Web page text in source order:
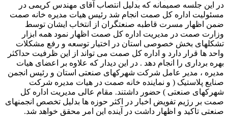
در این جلسه صمیمانه که بدلیل انتصاب آقای مهندس کریمی در
مسئولیت اداره کل صمت انجام شد رئیس هیات مدیره خانه صمت
ضمن اظهار مسرت قاطبه صنعتگران از انتخاب ایشان توسط
وزارت صمت در مدیریت اداره کل صمت اظهار نمود همه ابزار
تشکلهای بخش خصوصی استان در اختیار توسعه و رفع مشکلات
واحد ها قرار دارد و اداره کل صمت می تواند از این ظرفیت حداکثر
بهره برداری را انجام دهد . در این دیدار که علاوه بر اعضای هیات
مدیره ، مدیر عامل شرکت شهرکهای صنعتی استان و رئیس انجمن
صنایع پلاستیک ( و نماینده خانه صمت در هیات مدیره شرکت
شهرکهای صنعتی ) حضور داشتند. مقام عالی مدیریت اداره کل
صمت بر رژیم تفویض اخبار در اکثر حوزه ها بدلیل تخصص انجمنهای
صنعتی تاکید و اظهار داشت در آینده این امر محقق خواهد شد.